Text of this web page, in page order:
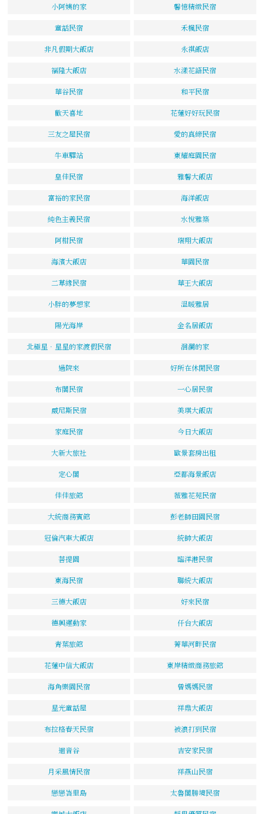
小阿姨的家 馨憶精緻民宿
童話民宿 禾楓民宿
非凡假期大飯店 永祺飯店
福隆大飯店 水漾花語民宿
華谷民宿 和平民宿
歡天喜地 花蓮好好玩民宿
三友之屋民宿 愛的真締民宿
牛車驛站 東耀庭園民宿
皇佳民宿 雅馨大飯店
富裕的家民宿 海洋飯店
純色主義民宿 水悅雅築
阿柑民宿 瑞翔大飯店
海濱大飯店 華園民宿
二草緣民宿 華王大飯店
小胖的夢想家 溫暖雅居
陽光海岸 金名居飯店
北極星．星星的家渡假民宿 洄瀾的家
過院來 好所在休閒民宿
布閣民宿 一心居民宿
威尼斯民宿 美琪大飯店
家庭民宿 今日大飯店
大新大旅社 歐景套房出租
定心閣 亞都海景飯店
佳佳旅館 薇雅花苑民宿
大統商務賓館 彭老師田園民宿
冠倫汽車大飯店 統帥大飯店
菩提園 臨洋港民宿
東海民宿 聯統大飯店
三德大飯店 好來民宿
德興運動家 仟台大飯店
青葉旅館 菁華河畔民宿
花蓮中信大飯店 東岸精緻商務旅館
海角樂園民宿 曾媽媽民宿
星光童話屋 祥鼎大飯店
布拉格春天民宿 被浪打到民宿
迴音谷 吉安家民宿
月采風情民宿 祥燕山民宿
戀戀峇里島 太魯閣勝境民宿